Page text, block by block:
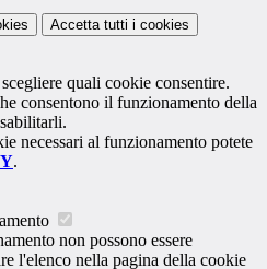
Accetta tutti i cookies
quali cookie consentire.
consentono il funzionamento della
necessari al funzionamento potete
.
non possono essere
l'elenco nella pagina della cookie